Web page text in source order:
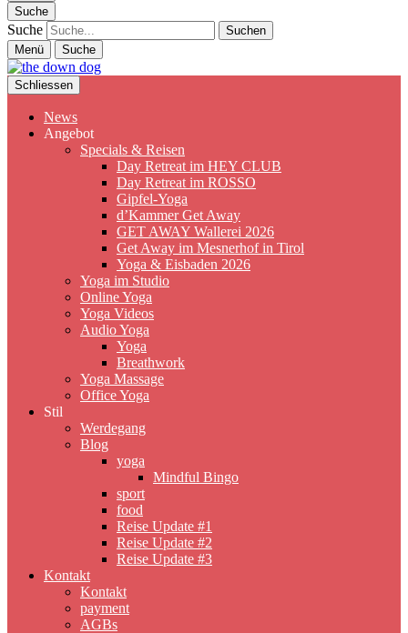
Suche
Suche
Menü Suche
Schliessen
News
Angebot
Specials & Reisen
Day Retreat im HEY CLUB
Day Retreat im ROSSO
Gipfel-Yoga
d’Kammer Get Away
GET AWAY Wallerei 2026
Get Away im Mesnerhof in Tirol
Yoga & Eisbaden 2026
Yoga im Studio
Online Yoga
Yoga Videos
Audio Yoga
Yoga
Breathwork
Yoga Massage
Office Yoga
Stil
Werdegang
Blog
yoga
Mindful Bingo
sport
food
Reise Update #1
Reise Update #2
Reise Update #3
Kontakt
Kontakt
payment
AGBs